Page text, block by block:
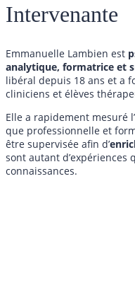
Intervenante
Emmanuelle Lambien est
analytique, formatrice et
libéral depuis 18 ans et a
cliniciens et élèves
Elle a rapidement mesuré
que professionnelle et
être supervisée afin d’
sont autant d’expériences
connaissances.